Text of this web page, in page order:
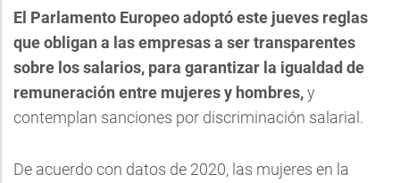
El Parlamento Europeo adoptó este jueves reglas
que obligan a las empresas a ser transparentes
sobre los salarios, para garantizar la igualdad de
remuneración entre mujeres y hombres,y
contemplan sanciones por discriminación salarial.
De acuerdo con datos de 2020, las mujeres en la